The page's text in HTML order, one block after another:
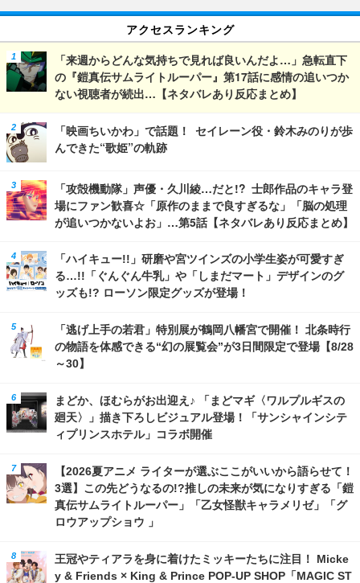
アクセスランキング
「来週からどんな気持ちで見れば良いんだよ…」急転直下
の『鎧真伝サムライトルーパー』第17話に感情の追いつか
ない視聴者が続出…【ネタバレあり反応まとめ】
「映画ちいかわ」で話題！ セイレーン役・鈴木みのりが歩
んできた“歌姫”の軌跡
「攻殻機動隊」声優・久川綾…だと!? 士郎作品のキャラ登
場にファン歓喜☆「原作のままで良すぎるな」「脳の処理
が追いつかないよお」…第5話【ネタバレあり反応まとめ】
「ハイキュー!!」研磨や宮ツインズの小学生姿が可愛すぎ
る…!!「ぐんぐん牛乳」や「しまだマート」デザインのグ
ッズも!? ローソン限定グッズが登場！
「逃げ上手の若君」特別展が鶴岡八幡宮で開催！ 北条時行
の物語を体感できる“幻の展覧会”が3日間限定で登場【8/28
～30】
まどか、ほむらがお出迎え♪ 「まどマギ〈ワルプルギスの
廻天〉」描き下ろしビジュアル登場！「サンシャインシテ
ィプリンスホテル」コラボ開催
【2026夏アニメ ライターが選ぶここがいいから語らせて！
3選】この先どうなるの!?推しの未来が気になりすぎる「鎧
真伝サムライトルーパー」「乙女怪獣キャラメリゼ」「グ
ロウアップショウ 」
王冠やティアラを身に着けたミッキーたちに注目！ Micke
y & Friends × King & Prince POP-UP SHOP「MAGIC ST